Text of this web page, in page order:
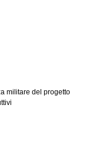
militare del progetto